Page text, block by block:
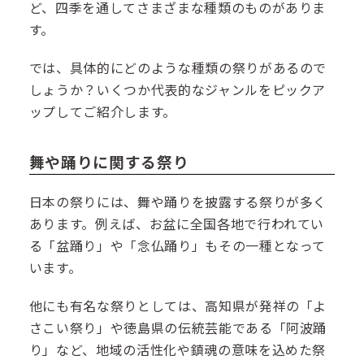
ど、四季を通してさまざまな種類のものがありま
す。
では、具体的にどのような種類の祭りがあるので
しょうか？いくつか代表的なジャンルをピックア
ップしてご紹介します。
舞や踊りに関する祭り
日本の祭りには、舞や踊りを披露する祭りが多く
あります。例えば、お盆に全国各地で行われてい
る「盆踊り」や「念仏踊り」もその一種となって
います。
他にも有名な祭りとしては、高知県が発祥の「よ
さこい祭り」や徳島県の伝統芸能である「阿波踊
り」など、地域の活性化や鎮魂の意味を込めた祭